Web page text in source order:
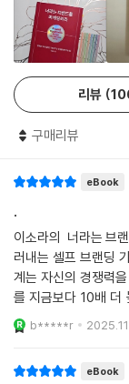
‘막막한 인생, 어떻
을까?’ 살면서 자주
국 내가 원하는 것이
남편의 가스라이팅에
않고 일어섰다. 자신
기조를 정해 두면 살
변화를 가져다준다.
지금 내가 몸담고 있
가 아니라면 나를 인
앞을 가로막는 문제
최선의 답을 찾게 될
럽지 않았던 인생을
나를 위한 커리어를
의 니즈도 중요하지
시간과 노력에 가치가
이 아닌 내가 주도하
언어로 실용적이고 구
그녀를 처음 만났던
자신의 가치를 누구보
마디만 나눠도 단번
언제 어디서든 나의
역시 새로운 회사, 조
티로 문제를 풀고 새
을 하든 ○○○이라는
리뷰
구매리뷰
eBook
.
이소라의 너라는 브
러내는 셀프 브랜딩
계는 자신의 경쟁력
를 지금보다 10배 더
인생 전반의 역경을
익하고 좋았어요.
b*****r
eBook